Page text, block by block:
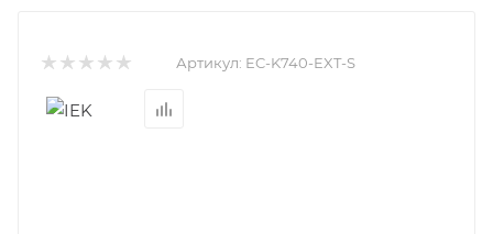
Артикул: EC-K740-EXT-S